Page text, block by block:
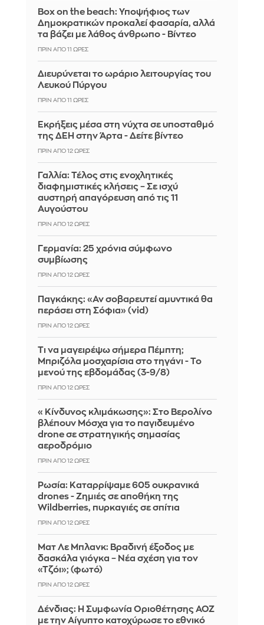
Box on the beach: Υποψήφιος των
Δημοκρατικών προκαλεί φασαρία, αλλά
τα βάζει με λάθος άνθρωπο - Βίντεο
ΠΡΙΝ ΑΠΌ 11 ΏΡΕΣ
Διευρύνεται το ωράριο λειτουργίας του
Λευκού Πύργου
ΠΡΙΝ ΑΠΌ 11 ΏΡΕΣ
Eκρήξεις μέσα στη νύχτα σε υποσταθμό
της ΔΕΗ στην Άρτα - Δείτε βίντεο
ΠΡΙΝ ΑΠΌ 12 ΏΡΕΣ
Γαλλία: Τέλος στις ενοχλητικές
διαφημιστικές κλήσεις – Σε ισχύ
αυστηρή απαγόρευση από τις 11
Αυγούστου
ΠΡΙΝ ΑΠΌ 12 ΏΡΕΣ
Γερμανία: 25 χρόνια σύμφωνο
συμβίωσης
ΠΡΙΝ ΑΠΌ 12 ΏΡΕΣ
Παγκάκης: «Αν σοβαρευτεί αμυντικά θα
περάσει στη Σόφια» (vid)
ΠΡΙΝ ΑΠΌ 12 ΏΡΕΣ
Τι να μαγειρέψω σήμερα Πέμπτη;
Μπριζόλα μοσχαρίσια στο τηγάνι - Το
μενού της εβδομάδας (3-9/8)
ΠΡΙΝ ΑΠΌ 12 ΏΡΕΣ
«Κίνδυνος κλιμάκωσης»: Στο Βερολίνο
βλέπουν Μόσχα για το παγιδευμένο
drone σε στρατηγικής σημασίας
αεροδρόμιο
ΠΡΙΝ ΑΠΌ 12 ΏΡΕΣ
Ρωσία: Καταρρίψαμε 605 ουκρανικά
drones - Zημιές σε αποθήκη της
Wildberries, πυρκαγιές σε σπίτια
ΠΡΙΝ ΑΠΌ 12 ΏΡΕΣ
Ματ Λε Μπλανκ: Βραδινή έξοδος με
δασκάλα γιόγκα – Νέα σχέση για τον
«Τζόι»; (φωτό)
ΠΡΙΝ ΑΠΌ 12 ΏΡΕΣ
Δένδιας: Η Συμφωνία Οριοθέτησης ΑΟΖ
με την Αίγυπτο κατοχύρωσε το εθνικό